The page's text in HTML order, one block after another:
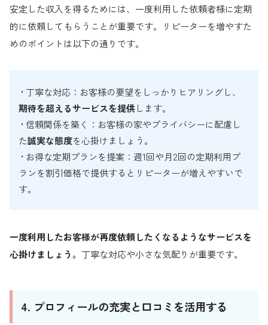
安定した収入を得るためには、一度利用した依頼者様に定期
的に依頼してもらうことが重要です。リピーターを増やすた
めのポイントは以下の通りです。
• 丁寧な対応：お客様の要望をしっかりヒアリングし、
期待を超えるサービスを提供します。
• 信頼関係を築く：お客様の家やプライバシーに配慮し
た誠実な態度を心掛けましょう。
• お得な定期プランを提案：週1回や月2回の定期利用プ
ランを割引価格で提供するとリピーターが増えやすいで
す。
一度利用したお客様が再度依頼したくなるようなサービスを
心掛けましょう。 丁寧な対応や小さな気配りが重要です。
4. プロフィールの充実と口コミを活用する